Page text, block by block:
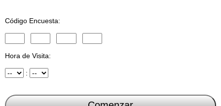
Código Encuesta:
Hora de Visita:
Hora : Minuto